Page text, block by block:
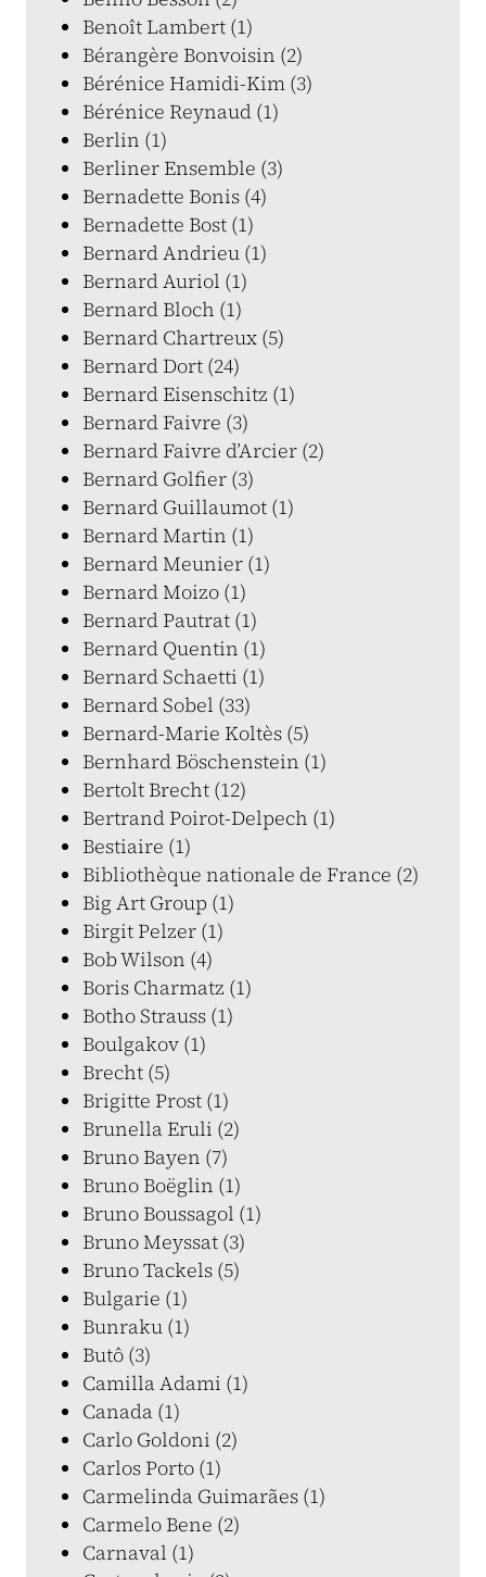
Benoît Lambert (1)
Bérangère Bonvoisin (2)
Bérénice Hamidi-Kim (3)
Bérénice Reynaud (1)
Berlin (1)
Berliner Ensemble (3)
Bernadette Bonis (4)
Bernadette Bost (1)
Bernard Andrieu (1)
Bernard Auriol (1)
Bernard Bloch (1)
Bernard Chartreux (5)
Bernard Dort (24)
Bernard Eisenschitz (1)
Bernard Faivre (3)
Bernard Faivre d’Arcier (2)
Bernard Golfier (3)
Bernard Guillaumot (1)
Bernard Martin (1)
Bernard Meunier (1)
Bernard Moizo (1)
Bernard Pautrat (1)
Bernard Quentin (1)
Bernard Schaetti (1)
Bernard Sobel (33)
Bernard-Marie Koltès (5)
Bernhard Böschenstein (1)
Bertolt Brecht (12)
Bertrand Poirot-Delpech (1)
Bestiaire (1)
Bibliothèque nationale de France (2)
Big Art Group (1)
Birgit Pelzer (1)
Bob Wilson (4)
Boris Charmatz (1)
Botho Strauss (1)
Boulgakov (1)
Brecht (5)
Brigitte Prost (1)
Brunella Eruli (2)
Bruno Bayen (7)
Bruno Boëglin (1)
Bruno Boussagol (1)
Bruno Meyssat (3)
Bruno Tackels (5)
Bulgarie (1)
Bunraku (1)
Butô (3)
Camilla Adami (1)
Canada (1)
Carlo Goldoni (2)
Carlos Porto (1)
Carmelinda Guimarães (1)
Carmelo Bene (2)
Carnaval (1)